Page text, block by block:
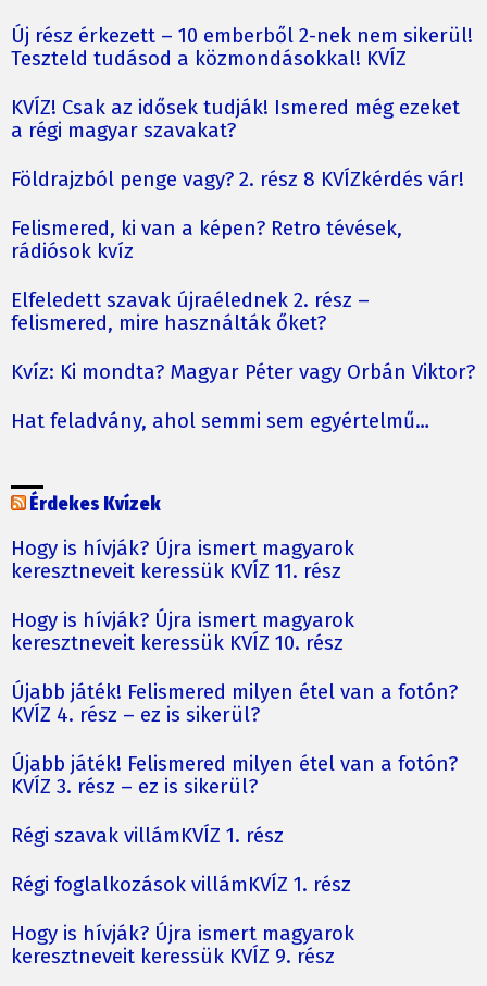
Új rész érkezett – 10 emberből 2-nek nem sikerül!
Teszteld tudásod a közmondásokkal! KVÍZ
KVÍZ! Csak az idősek tudják! Ismered még ezeket
a régi magyar szavakat?
Földrajzból penge vagy? 2. rész 8 KVÍZkérdés vár!
Felismered, ki van a képen? Retro tévések,
rádiósok kvíz
Elfeledett szavak újraélednek 2. rész –
felismered, mire használták őket?
Kvíz: Ki mondta? Magyar Péter vagy Orbán Viktor?
Hat feladvány, ahol semmi sem egyértelmű…
Érdekes Kvízek
Hogy is hívják? Újra ismert magyarok
keresztneveit keressük KVÍZ 11. rész
Hogy is hívják? Újra ismert magyarok
keresztneveit keressük KVÍZ 10. rész
Újabb játék! Felismered milyen étel van a fotón?
KVÍZ 4. rész – ez is sikerül?
Újabb játék! Felismered milyen étel van a fotón?
KVÍZ 3. rész – ez is sikerül?
Régi szavak villámKVÍZ 1. rész
Régi foglalkozások villámKVÍZ 1. rész
Hogy is hívják? Újra ismert magyarok
keresztneveit keressük KVÍZ 9. rész